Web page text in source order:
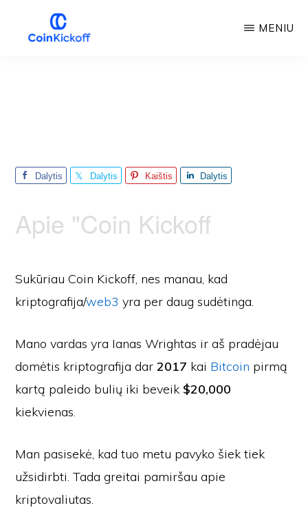
MENIU
Dalytis Dalytis Kaištis Dalytis
Apie "Coin Kickoff
Sukūriau Coin Kickoff, nes manau, kad
kriptografija/web3 yra per daug sudėtinga.
Mano vardas yra Ianas Wrightas ir aš pradėjau
domėtis kriptografija dar2017 kai Bitcoin pirmą
kartą paleido bulių iki beveik $20,000
kiekvienas.
Man pasisekė, kad tuo metu pavyko šiek tiek
užsidirbti. Tada greitai pamiršau apie
kriptovaliutas.